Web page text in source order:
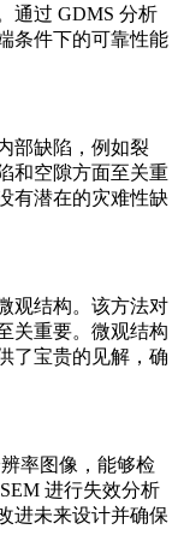
通过 GDMS 分析
条件下的可靠性能
部缺陷，例如裂
和空隙方面至关重
有潜在的灾难性缺
观结构。该方法对
关重要。 微观结构
了宝贵的见解，确
率图像，能够检
进行失效分析
进未来设计并确保